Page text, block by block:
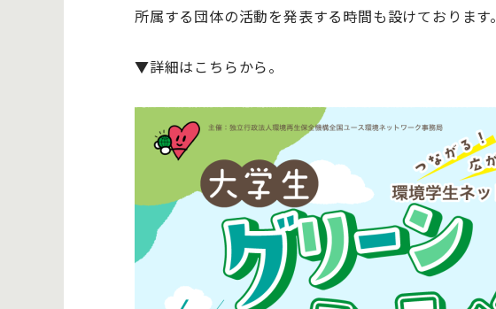
所属する団体の活動を発表する時間も設けております。
▼詳細はこちらから。